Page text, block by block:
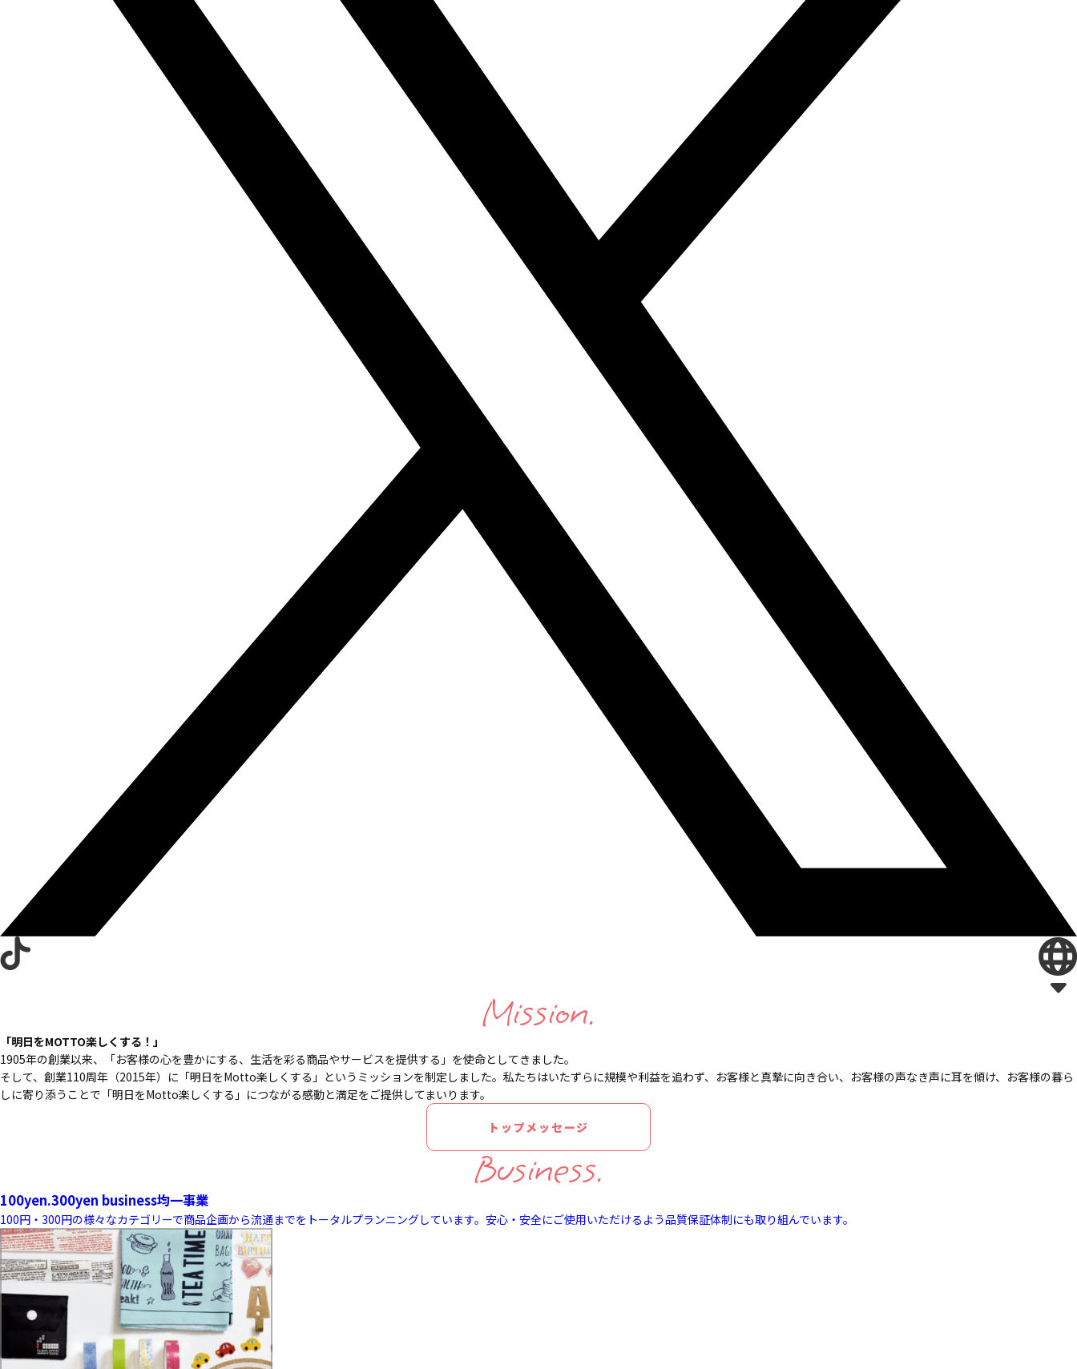
Mission.
「明日をMOTTO楽しくする！」
1905年の創業以来、
「お客様の心を豊かにする、 生活を彩る商品やサービスを提供する」を使命としてきました。
そして、創業110周年（2015年）に 「明日をMotto楽しくする」という ミッションを制定しました。 私たちはいたずらに規模や利益を追わず、 お客様と真摯に向き合い、 お客様の声なき声に耳を傾け、 お客様の暮ら
しに寄り添うことで 「明日をMotto楽しくする」につながる感動と満足をご提供してまいります。
トップメッセージ
Business.
100yen.300yen business均一事業
100円・300円の様々なカテゴリーで商品企画から流通までをトータルプランニングしています。安心・安全にご使用いただけるよう品質保証体制にも取り組んでいます。